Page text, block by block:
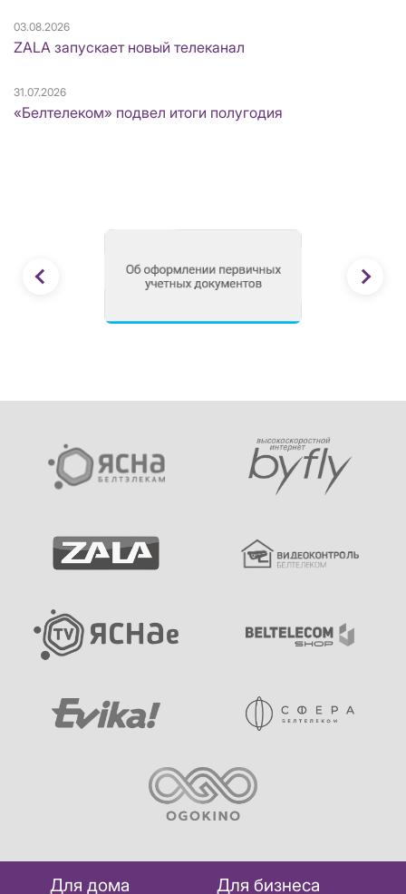
03.08.2026
ZALA запускает новый телеканал
31.07.2026
«Белтелеком» подвел итоги полугодия
Для дома Для бизнеса